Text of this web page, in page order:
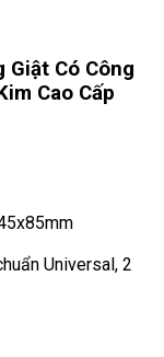
Giật Có Công
Cao Cấp
Universal, 2